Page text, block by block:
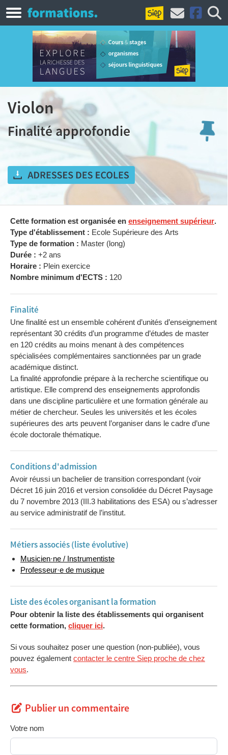
Violon
Finalité approfondie
Cette formation est organisée en enseignement supérieur.
Type d'établissement : Ecole Supérieure des Arts
Type de formation : Master (long)
Durée : +2 ans
Horaire : Plein exercice
Nombre minimum d'ECTS : 120
Finalité
Une finalité est un ensemble cohérent d’unités d’enseignement
représentant 30 crédits d’un programme d’études de master
en 120 crédits au moins menant à des compétences
spécialisées complémentaires sanctionnées par un grade
académique distinct.
La finalité approfondie prépare à la recherche scientifique ou
artistique. Elle comprend des enseignements approfondis
dans une discipline particulière et une formation générale au
métier de chercheur. Seules les universités et les écoles
supérieures des arts peuvent l’organiser dans le cadre d’une
école doctorale thématique.
Conditions d'admission
Avoir réussi un bachelier de transition correspondant (voir
Décret 16 juin 2016 et version consolidée du Décret Paysage
du 7 novembre 2013 (III.3 habilitations des ESA) ou s’adresser
au service administratif de l’institut.
Métiers associés (liste évolutive)
Musicien·ne / Instrumentiste
Professeur·e de musique
Liste des écoles organisant la formation
Pour obtenir la liste des établissements qui organisent
cette formation, cliquer ici.
Si vous souhaitez poser une question (non-publiée), vous
pouvez également contacter le centre Siep proche de chez
vous.
Publier un commentaire
Votre nom